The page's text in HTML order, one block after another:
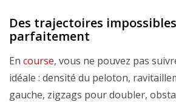
Des trajectoires
parfaitement
En course, vous ne pouvez pas
idéale : densité du peloton,
gauche, zigzags pour doubler,